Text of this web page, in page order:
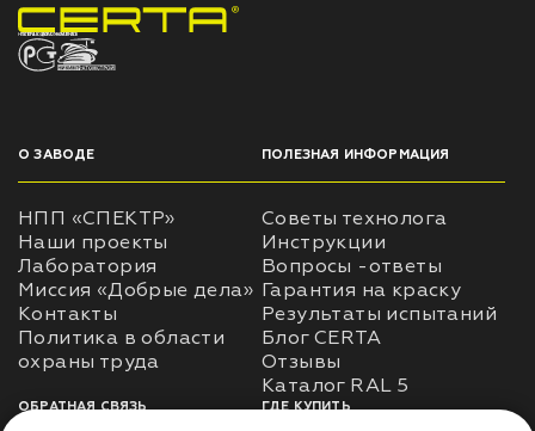
НПП «СПЕКТР» ЗАВОД ЛАКОКРАСОЧНЫХ МАТЕРИАЛОВ
О ЗАВОДЕ
НПП «СПЕКТР»
Наши проекты
Лаборатория
Миссия «Добрые дела»
Контакты
Политика в области
ПОЛЕЗНАЯ ИНФОРМАЦИЯ
Советы технолога
Инструкции
Вопросы -ответы
Гарантия на краску
Результаты испытаний
Блог CERTA
Отзывы
Каталог RAL 5
ОБРАТНАЯ СВЯЗЬ ГДЕ КУПИТЬ